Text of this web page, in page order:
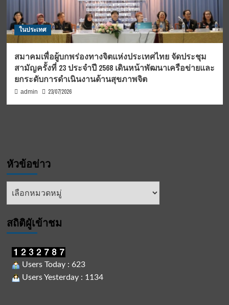
ในประเทศ
สมาคมเพื่อผู้บกพร่องทางจิตแห่งประเทศไทย จัดประชุม
สามัญครั้งที่ 23 ประจำปี 2568 เดินหน้าพัฒนาเครือข่ายและ
ยกระดับการดำเนินงานด้านสุขภาพจิต
admin 23/07/2026
หัวข้อข่าว
หัวข้อ
สถิติผูัเข้าชม
Users Today : 623
Users Yesterday : 1134